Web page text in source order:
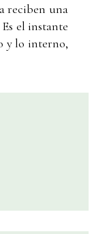
reciben una
el instante
y lo interno,